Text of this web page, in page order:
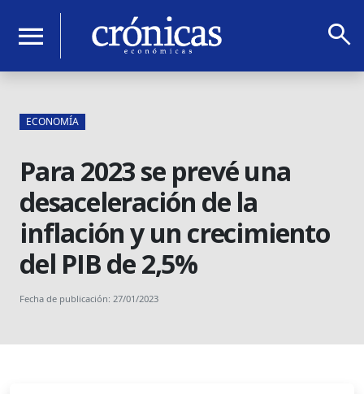
menu search
ECONOMÍA
Para 2023 se prevé una
desaceleración de la
inflación y un crecimiento
del PIB de 2,5%
Fecha de publicación: 27/01/2023